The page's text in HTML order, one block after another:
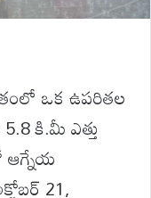
ఒక ఉపరితల
కి.మీ ఎత్తు
ఆగ్నేయ
21,